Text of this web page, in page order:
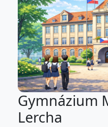
Gymnázium
Lercha